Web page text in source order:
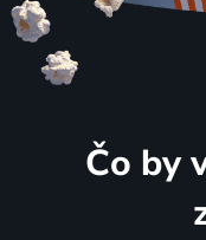
Čo by